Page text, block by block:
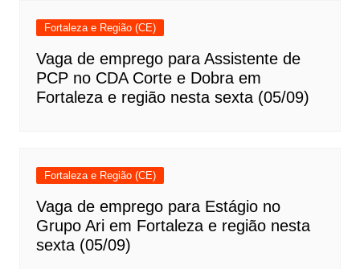
Fortaleza e Região (CE)
Vaga de emprego para Assistente de
PCP no CDA Corte e Dobra em
Fortaleza e região nesta sexta (05/09)
Fortaleza e Região (CE)
Vaga de emprego para Estágio no
Grupo Ari em Fortaleza e região nesta
sexta (05/09)